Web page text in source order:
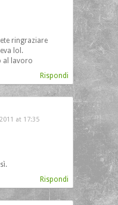
ringraziare
lol.
al lavoro
Rispondi
at 17:35
Rispondi